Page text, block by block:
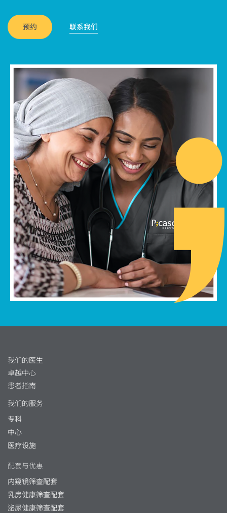
预约 联系我们
我们的医生
卓越中心
患者指南
我们的服务
专科
中心
医疗设施
配套与优惠
内窥镜筛查配套
乳房健康筛查配套
泌尿健康筛查配套